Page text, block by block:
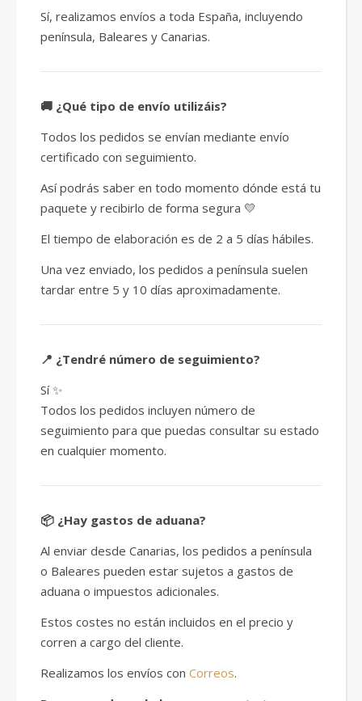
Sí, realizamos envíos a toda España, incluyendo
península, Baleares y Canarias.
🚚 ¿Qué tipo de envío utilizáis?
Todos los pedidos se envían mediante envío
certificado con seguimiento.
Así podrás saber en todo momento dónde está tu
paquete y recibirlo de forma segura 💛
El tiempo de elaboración es de 2 a 5 días hábiles.
Una vez enviado, los pedidos a península suelen
tardar entre 5 y 10 días aproximadamente.
📍 ¿Tendré número de seguimiento?
Sí ✨
Todos los pedidos incluyen número de
seguimiento para que puedas consultar su estado
en cualquier momento.
📦 ¿Hay gastos de aduana?
Al enviar desde Canarias, los pedidos a península
o Baleares pueden estar sujetos a gastos de
aduana o impuestos adicionales.
Estos costes no están incluidos en el precio y
corren a cargo del cliente.
Realizamos los envíos con Correos.